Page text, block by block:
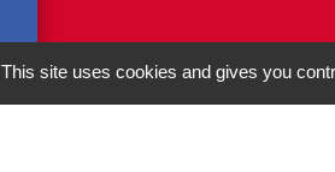
This site uses cookies and gives you